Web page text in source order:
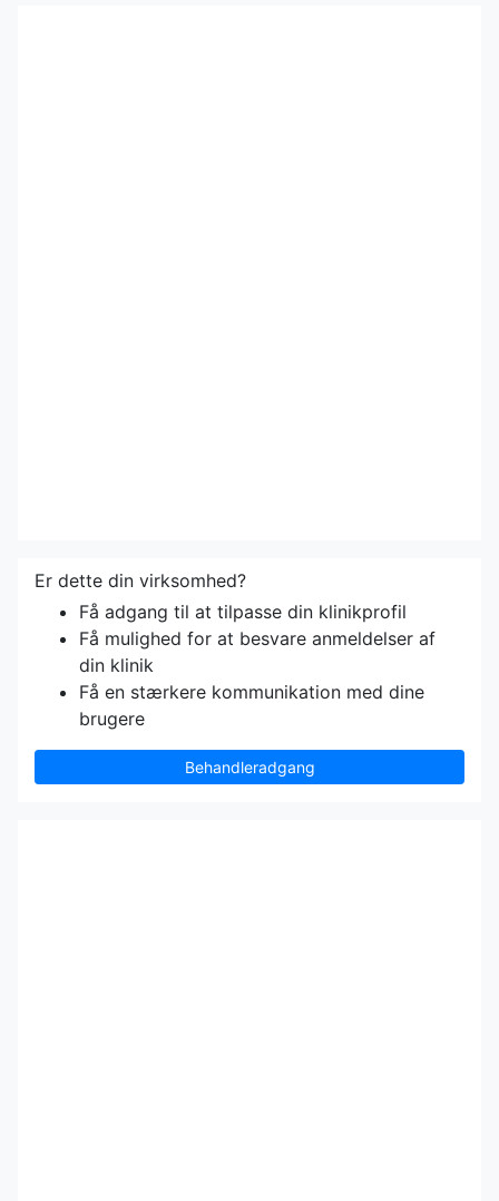
Er dette din virksomhed?
Få adgang til at tilpasse din klinikprofil
Få mulighed for at besvare anmeldelser af
din klinik
Få en stærkere kommunikation med dine
brugere
Behandleradgang